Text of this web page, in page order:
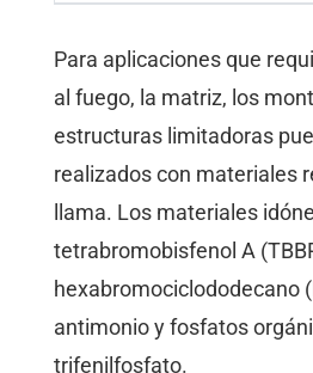
Para aplicaciones que
al fuego, la matriz, los
estructuras limitadoras
realizados con materiales
llama. Los materiales
tetrabromobisfenol A
hexabromociclododecano
antimonio y fosfatos
trifenilfosfato.